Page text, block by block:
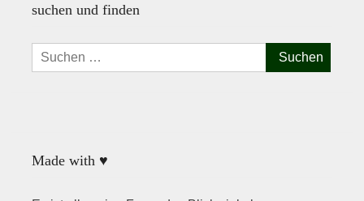
suchen und finden
Suchen
nach:
Made with ♥